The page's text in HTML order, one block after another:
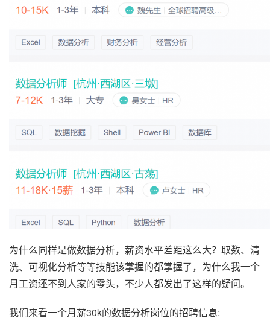
为什么同样是做数据分析，薪资水平差距这么大？取数、清
洗、可视化分析等等技能该掌握的都掌握了，为什么我一个
月工资还不到人家的零头，不少人都发出了这样的疑问。
我们来看一个月薪30k的数据分析岗位的招聘信息: